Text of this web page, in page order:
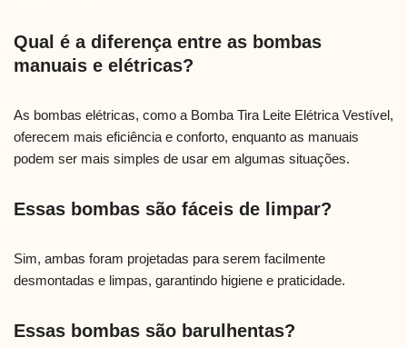
Qual é a diferença entre as bombas
manuais e elétricas?
As bombas elétricas, como a Bomba Tira Leite Elétrica Vestível,
oferecem mais eficiência e conforto, enquanto as manuais
podem ser mais simples de usar em algumas situações.
Essas bombas são fáceis de limpar?
Sim, ambas foram projetadas para serem facilmente
desmontadas e limpas, garantindo higiene e praticidade.
Essas bombas são barulhentas?